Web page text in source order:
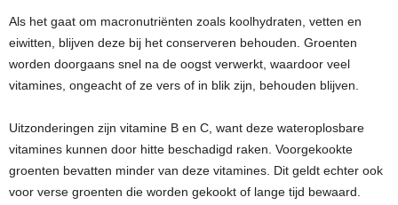
Als het gaat om macronutriënten zoals koolhydraten, vetten en
eiwitten, blijven deze bij het conserveren behouden. Groenten
worden doorgaans snel na de oogst verwerkt, waardoor veel
vitamines, ongeacht of ze vers of in blik zijn, behouden blijven.
Uitzonderingen zijn vitamine B en C, want deze wateroplosbare
vitamines kunnen door hitte beschadigd raken. Voorgekookte
groenten bevatten minder van deze vitamines. Dit geldt echter ook
voor verse groenten die worden gekookt of lange tijd bewaard.